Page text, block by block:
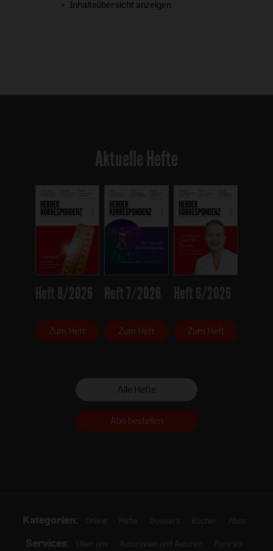
Inhaltsübersicht anzeigen
Aktuelle Hefte
Heft 8/2026
Zum Heft
Heft 7/2026
Zum Heft
Heft 6/2026
Zum Heft
Alle Hefte
Abo bestellen
Kategorien: Online Hefte Dossiers Bücher Abos
Services: Über uns Autorinnen und Autoren
Porträts